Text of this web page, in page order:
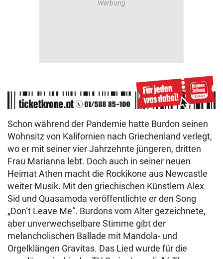
Schon während der Pandemie hatte Burdon seinen
Wohnsitz von Kalifornien nach Griechenland verlegt,
wo er mit seiner vier Jahrzehnte jüngeren, dritten
Frau Marianna lebt. Doch auch in seiner neuen
Heimat Athen macht die Rockikone aus Newcastle
weiter Musik. Mit den griechischen Künstlern Alex
Sid und Quasamoda veröffentlichte er den Song
„Don‘t Leave Me“. Burdons vom Alter gezeichnete,
aber unverwechselbare Stimme gibt der
melancholischen Ballade mit Mandola- und
Orgelklängen Gravitas. Das Lied wurde für die